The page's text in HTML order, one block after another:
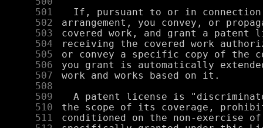
    501
    502
    503
    504
    505
    506
    507
    508
    509
    510
    511